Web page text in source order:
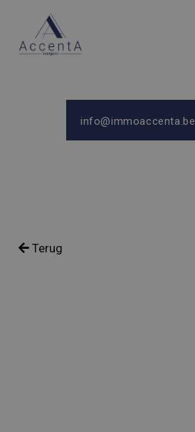
info@immoaccenta.be
Terug